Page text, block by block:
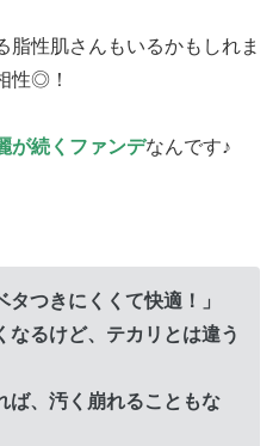
脂性肌さんもいるかもしれま
性◎！
が続くファンデなんです♪
タつきにくくて快適！」
なるけど、テカリとは違う
ば、汚く崩れることもな